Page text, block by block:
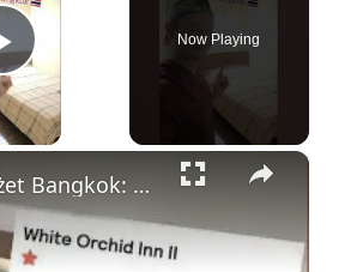
Play Video
Now Playing
×
Budżet Bangkok: White Orchid Inn—Tanie, Czyste i Idealnie Położone Obok Nana Plaza 💰🏨